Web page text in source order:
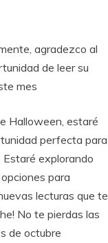
agradezco al
de leer su
mes
Halloween, estaré
perfecta para
Estaré explorando
para
lecturas que te
No te pierdas las
de octubre